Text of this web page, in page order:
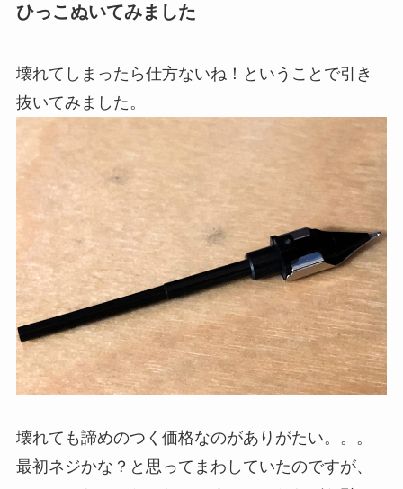
ひっこぬいてみました
壊れてしまったら仕方ないね！ということで引き
抜いてみました。
壊れても諦めのつく価格なのがありがたい。。。
最初ネジかな？と思ってまわしていたのですが、